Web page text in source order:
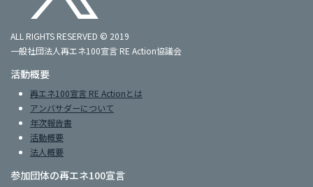
ALL RIGHTS RESERVED © 2019
一般社団法人再エネ100宣言 RE Action協議会
活動概要
再エネ100宣言 RE Actionとは
アンバサダーについて
年次報告書
活動概要
法人概要
参加団体の再エネ100宣言